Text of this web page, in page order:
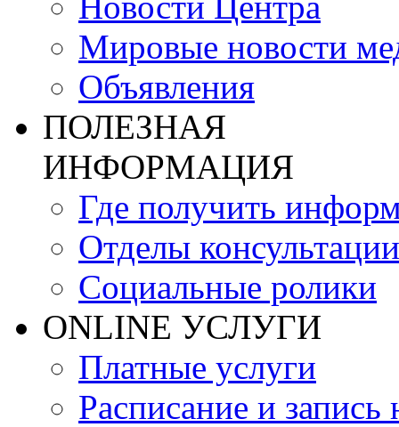
Мировые новости
Объявления
ПОЛЕЗНАЯ
ИНФОРМАЦИЯ
Где получить
Отделы консультации
Социальные ролики
ONLINE УСЛУГИ
Платные услуги
Расписание и запись